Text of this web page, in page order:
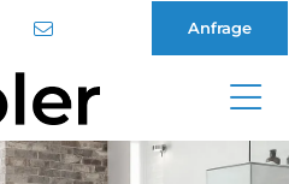
Anfrage